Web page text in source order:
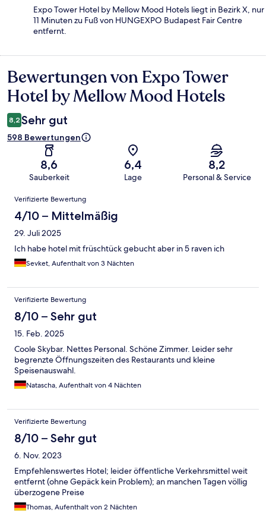
Expo Tower Hotel by Mellow Mood Hotels liegt in Bezirk X, nur
11 Minuten zu Fuß von HUNGEXPO Budapest Fair Centre
entfernt.
Bewertungen
Bewertungen von Expo Tower
Hotel by Mellow Mood Hotels
8,2 Sehr gut
598 Bewertungen
8,6
Sauberkeit
6,4
Lage
8,2
Personal & Service
Bewertungen
Verifizierte Bewertung
4/10 – Mittelmäßig
29. Juli 2025
Ich habe hotel mit früschtück gebucht aber in 5 raven ich
Sevket, Aufenthalt von 3 Nächten
Verifizierte Bewertung
8/10 – Sehr gut
15. Feb. 2025
Coole Skybar. Nettes Personal. Schöne Zimmer. Leider sehr
begrenzte Öffnungszeiten des Restaurants und kleine
Speisenauswahl.
Natascha, Aufenthalt von 4 Nächten
Verifizierte Bewertung
8/10 – Sehr gut
6. Nov. 2023
Empfehlenswertes Hotel; leider öffentliche Verkehrsmittel weit
entfernt (ohne Gepäck kein Problem); an manchen Tagen völlig
überzogene Preise
Thomas, Aufenthalt von 2 Nächten